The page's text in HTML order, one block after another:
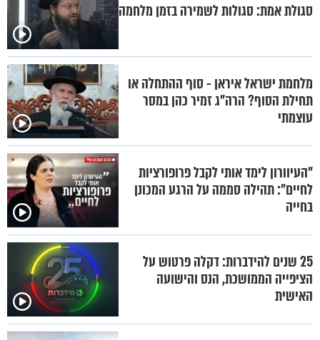
סגולת אמת: סגולות לשמירה בזמן מלחמה
מלחמת ישראל איראן - סוף ההתחלה או
תחילת הסוף? הרה"ג זמיר כהן במסר
עוצמתי
"העיוורון לימד אותי לקבל פרופורציות
לחיים": תהילה סממה על הרגע המכונן
בחייה
25 שנים להידברות: דקלה פרטוש על
הציפייה הממושכת, הנס והישועה
האישית